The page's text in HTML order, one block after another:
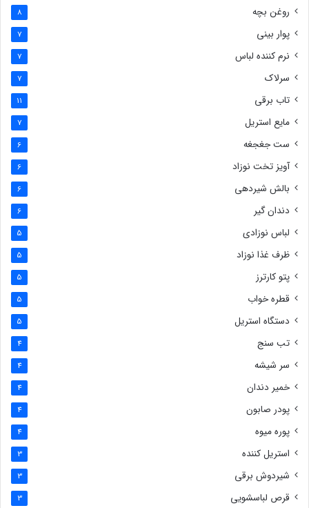
روغن بچه 8
پوار بینی 7
نرم کننده لباس 7
سرلاک 7
تاب برقی 11
مایع استریل 7
ست جغجغه 6
آویز تخت نوزاد 6
بالش شیردهی 6
دندان گیر 6
لباس نوزادی 5
ظرف غذا نوزاد 5
پتو کارترز 5
قطره خواب 5
دستگاه استریل 5
تب سنج 4
سر شیشه 4
خمیر دندان 4
پودر صابون 4
پوره میوه 4
استریل کننده 3
شیردوش برقی 3
قرص لباسشویی 3